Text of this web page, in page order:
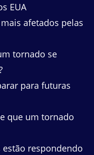
EUA
afetados pelas
tornado se
para futuras
que um tornado
respondendo